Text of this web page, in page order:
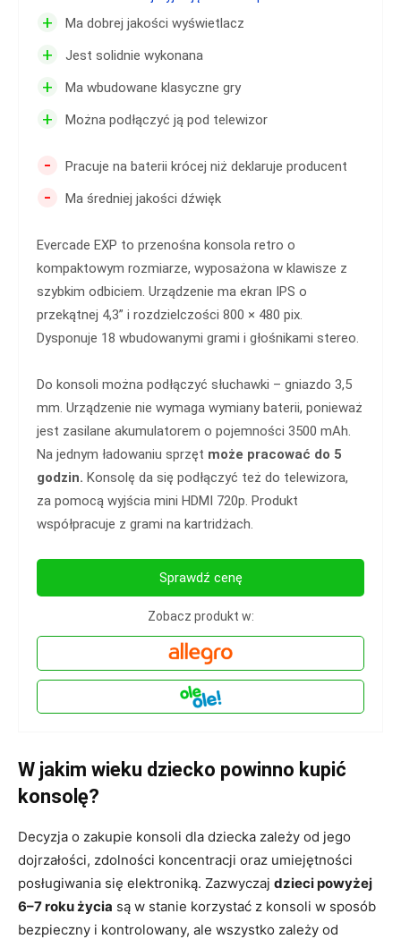
+ Ma dobrej jakości wyświetlacz
+ Jest solidnie wykonana
+ Ma wbudowane klasyczne gry
+ Można podłączyć ją pod telewizor
- Pracuje na baterii krócej niż deklaruje producent
- Ma średniej jakości dźwięk
Evercade EXP to przenośna konsola retro o
kompaktowym rozmiarze, wyposażona w klawisze z
szybkim odbiciem. Urządzenie ma ekran IPS o
przekątnej 4,3” i rozdzielczości 800 × 480 pix.
Dysponuje 18 wbudowanymi grami i głośnikami stereo.
Do konsoli można podłączyć słuchawki – gniazdo 3,5
mm. Urządzenie nie wymaga wymiany baterii, ponieważ
jest zasilane akumulatorem o pojemności 3500 mAh.
Na jednym ładowaniu sprzęt może pracować do 5
godzin. Konsolę da się podłączyć też do telewizora,
za pomocą wyjścia mini HDMI 720p. Produkt
współpracuje z grami na kartridżach.
Sprawdź cenę
Zobacz produkt w:
W jakim wieku dziecko powinno kupić
konsolę?
Decyzja o zakupie konsoli dla dziecka zależy od jego
dojrzałości, zdolności koncentracji oraz umiejętności
posługiwania się elektroniką. Zazwyczaj dzieci powyżej
6–7 roku życia są w stanie korzystać z konsoli w sposób
bezpieczny i kontrolowany, ale wszystko zależy od